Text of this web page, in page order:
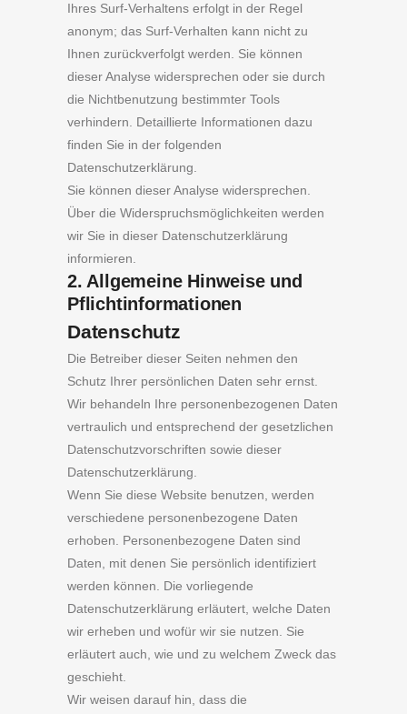
Ihres Surf-Verhaltens erfolgt in der Regel
anonym; das Surf-Verhalten kann nicht zu
Ihnen zurückverfolgt werden. Sie können
dieser Analyse widersprechen oder sie durch
die Nichtbenutzung bestimmter Tools
verhindern. Detaillierte Informationen dazu
finden Sie in der folgenden
Datenschutzerklärung.
Sie können dieser Analyse widersprechen.
Über die Widerspruchsmöglichkeiten werden
wir Sie in dieser Datenschutzerklärung
informieren.
2. Allgemeine Hinweise und
Pflichtinformationen
Datenschutz
Die Betreiber dieser Seiten nehmen den
Schutz Ihrer persönlichen Daten sehr ernst.
Wir behandeln Ihre personenbezogenen Daten
vertraulich und entsprechend der gesetzlichen
Datenschutzvorschriften sowie dieser
Datenschutzerklärung.
Wenn Sie diese Website benutzen, werden
verschiedene personenbezogene Daten
erhoben. Personenbezogene Daten sind
Daten, mit denen Sie persönlich identifiziert
werden können. Die vorliegende
Datenschutzerklärung erläutert, welche Daten
wir erheben und wofür wir sie nutzen. Sie
erläutert auch, wie und zu welchem Zweck das
geschieht.
Wir weisen darauf hin, dass die